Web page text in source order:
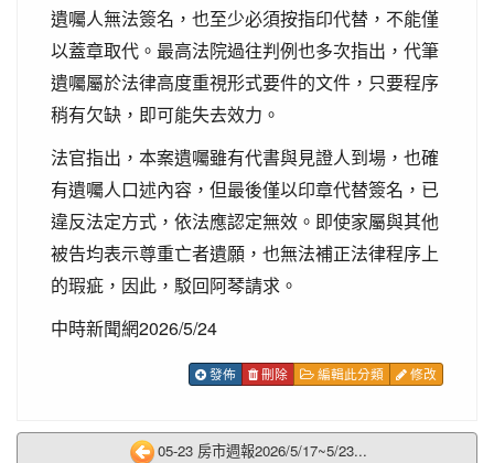
遺囑人無法簽名，也至少必須按指印代替，不能僅
以蓋章取代。最高法院過往判例也多次指出，代筆
遺囑屬於法律高度重視形式要件的文件，只要程序
稍有欠缺，即可能失去效力。
法官指出，本案遺囑雖有代書與見證人到場，也確
有遺囑人口述內容，但最後僅以印章代替簽名，已
違反法定方式，依法應認定無效。即使家屬與其他
被告均表示尊重亡者遺願，也無法補正法律程序上
的瑕疵，因此，駁回阿琴請求。
中時新聞網2026/5/24
發佈 刪除 編輯此分類 修改
05-23 房市週報2026/5/17~5/23...